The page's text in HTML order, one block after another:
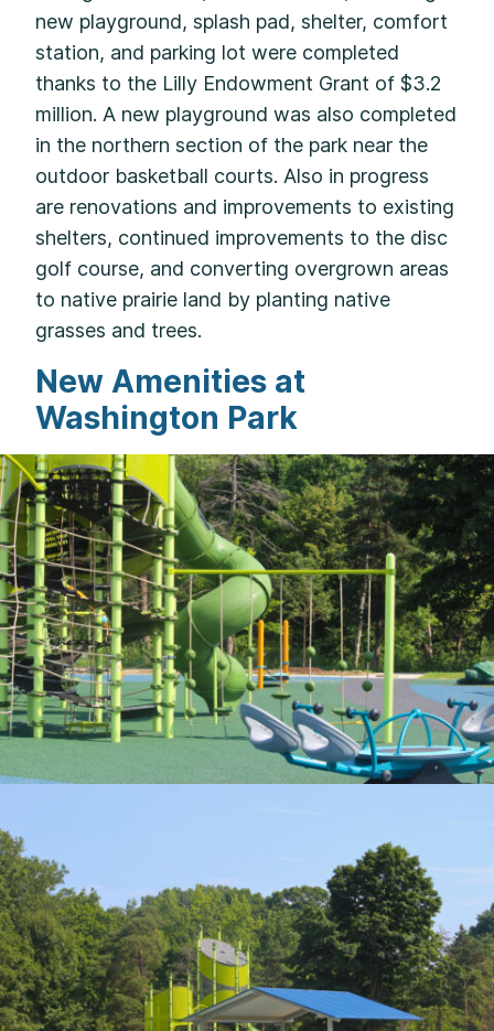
new playground, splash pad, shelter, comfort
station, and parking lot were completed
thanks to the Lilly Endowment Grant of $3.2
million. A new playground was also completed
in the northern section of the park near the
outdoor basketball courts. Also in progress
are renovations and improvements to existing
shelters, continued improvements to the disc
golf course, and converting overgrown areas
to native prairie land by planting native
grasses and trees.
New Amenities at
Washington Park